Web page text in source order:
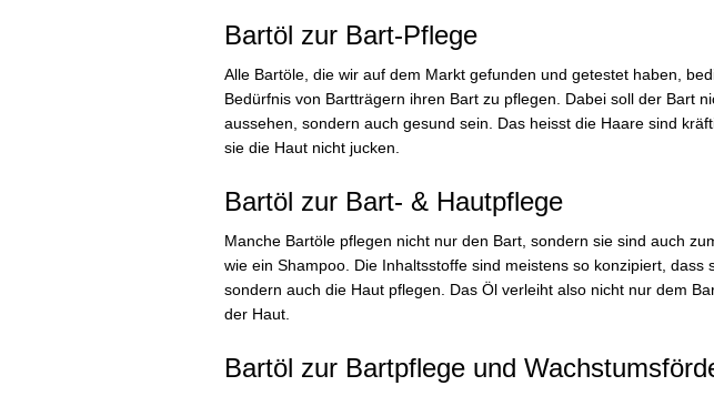
Bartöl zur Bart-Pflege
Alle Bartöle, die wir auf dem Markt gefunden und getestet haben,
Bedürfnis von Bartträgern ihren Bart zu pflegen. Dabei soll der Bart
aussehen, sondern auch gesund sein. Das heisst die Haare sind
sie die Haut nicht jucken.
Bartöl zur Bart- & Hautpflege
Manche Bartöle pflegen nicht nur den Bart, sondern sie sind auch
wie ein Shampoo. Die Inhaltsstoffe sind meistens so konzipiert, dass
sondern auch die Haut pflegen. Das Öl verleiht also nicht nur dem
der Haut.
Bartöl zur Bartpflege und